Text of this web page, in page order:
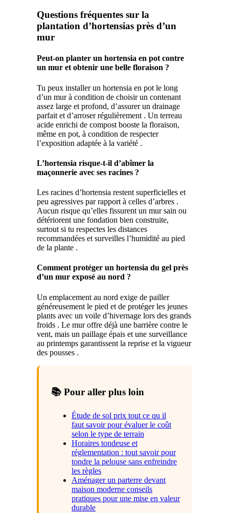
Questions fréquentes sur la
plantation d’hortensias près d’un
mur
Peut-on planter un hortensia en pot contre
un mur et obtenir une belle floraison ?
Tu peux installer un hortensia en pot le long
d’un mur à condition de choisir un contenant
assez large et profond, d’assurer un drainage
parfait et d’arroser régulièrement . Un terreau
acide enrichi de compost booste la floraison,
même en pot, à condition de respecter
l’exposition adaptée à la variété .
L’hortensia risque-t-il d’abîmer la
maçonnerie avec ses racines ?
Les racines d’hortensia restent superficielles et
peu agressives par rapport à celles d’arbres .
Aucun risque qu’elles fissurent un mur sain ou
détériorent une fondation bien construite,
surtout si tu respectes les distances
recommandées et surveilles l’humidité au pied
de la plante .
Comment protéger un hortensia du gel près
d’un mur exposé au nord ?
Un emplacement au nord exige de pailler
généreusement le pied et de protéger les jeunes
plants avec un voile d’hivernage lors des grands
froids . Le mur offre déjà une barrière contre le
vent, mais un paillage épais et une surveillance
au printemps garantissent la reprise et la vigueur
des pousses .
📚 Pour aller plus loin
Étude de sol prix tout ce qu il
faut savoir pour évaluer le coût
selon le type de terrain
Horaires tondeuse et
réglementation : tout savoir pour
tondre la pelouse sans enfreindre
les règles
Aménager un parterre devant
maison moderne conseils
pratiques pour une mise en valeur
durable